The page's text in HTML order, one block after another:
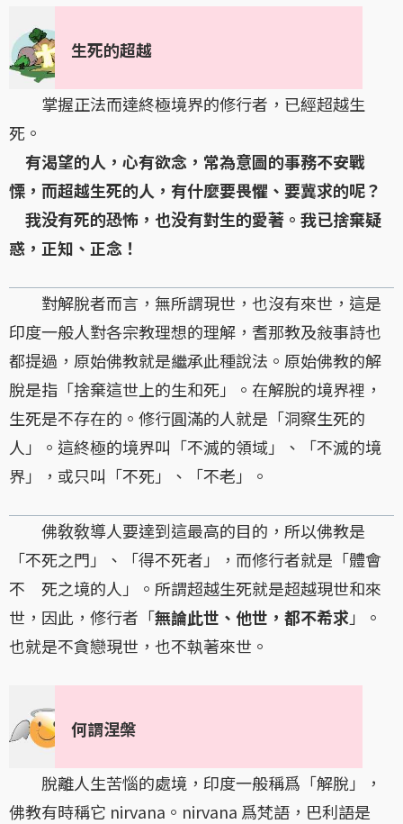
生死的超越
掌握正法而達終極境界的修行者，已經超越生
死。
有渴望的人，心有欲念，常為意圖的事務不安戰
慄，而超越生死的人，有什麼要畏懼、要冀求的呢？
我没有死的恐怖，也没有對生的愛著。我已捨棄疑
惑，正知、正念！
對解脫者而言，無所謂現世，也沒有來世，這是
印度一般人對各宗教理想的理解，耆那教及敍事詩也
都提過，原始佛教就是繼承此種說法。原始佛教的解
脫是指「捨棄這世上的生和死」。在解脫的境界裡，
生死是不存在的。修行圓滿的人就是「洞察生死的
人」。這終極的境界叫「不滅的領域」、「不滅的境
界」，或只叫「不死」、「不老」。
佛敎敎導人要達到這最高的目的，所以佛教是
「不死之門」、「得不死者」，而修行者就是「體會
不 死之境的人」。所謂超越生死就是超越現世和來
世，因此，修行者「無論此世、他世，都不希求」。
也就是不貪戀現世，也不執著來世。
何謂涅槃
脫離人生苦惱的處境，印度一般稱爲「解脫」，
佛教有時稱它 nirvana。nirvana 爲梵語，巴利語是